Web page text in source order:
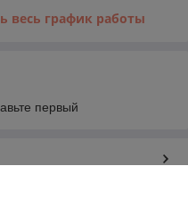
весь график работы
первый